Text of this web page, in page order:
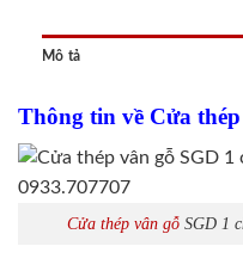
Mô tả
Thông tin về Cửa
Cửa thép vân gỗ SGD 1